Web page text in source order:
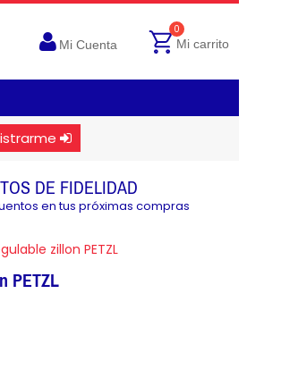
Mi Cuenta
0
Mi carrito
DE FIDELIDAD
en tus próximas compras
zillon PETZL
PETZL